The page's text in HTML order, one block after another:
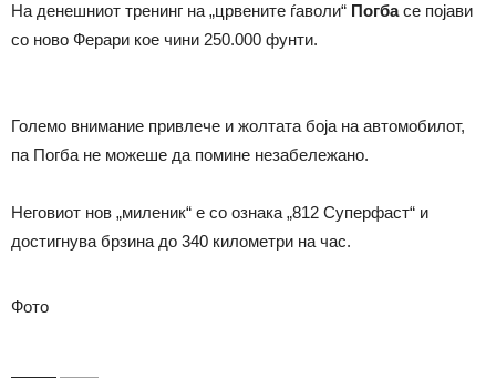
На денешниот тренинг на „црвените ѓаволи“ Погбасе појави
со ново Ферари кое чини 250.000 фунти.
Големо внимание привлече и жолтата боја на автомобилот,
па Погба не можеше да помине незабележано.
Неговиот нов „миленик“ е со ознака „812 Суперфаст“ и
достигнува брзина до 340 километри на час.
Фото